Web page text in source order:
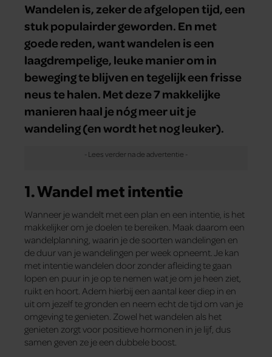
Wandelen is, zeker de afgelopen tijd, een
stuk populairder geworden. En met
goede reden, want wandelen is een
laagdrempelige, leuke manier om in
beweging te blijven en tegelijk een frisse
neus te halen. Met deze 7 makkelijke
manieren haal je nóg meer uit je
wandeling (en wordt het nog leuker).
1. Wandel met intentie
Wanneer je wandelt met een plan en een intentie, is het
makkelijker om je doelen te bereiken. Maak daarom een
wandelplanning, waarin je de soorten wandelingen en
de duur van je wandelingen per week opneemt. Je kan
met intentie wandelen door zonder afleiding te gaan
lopen en puur in je op te nemen wat je om je heen ziet,
ruikt en hoort. Adem hierbij een aantal keer diep in en
uit om jezelf te gronden en neem echt de tijd om van je
omgeving te genieten. Zowel het wandelen als het
genieten zorgt voor positieve hormonen in je lijf, dus
samen geven ze je een dubbele boost.